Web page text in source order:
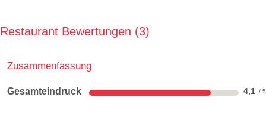
Restaurant Bewertungen 3
Zusammenfassung
Gesamteindruck 4,1